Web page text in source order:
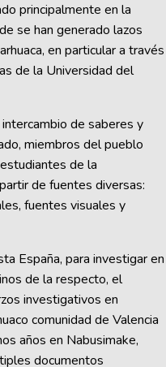
principalmente en la
se han generado lazos
en particular a través
de la Universidad del
de saberes y
miembros del pueblo
de la
de fuentes diversas:
fuentes visuales y
España, para investigar en
de la respecto, el
investigativos en
comunidad de Valencia
años en Nabusimake,
documentos